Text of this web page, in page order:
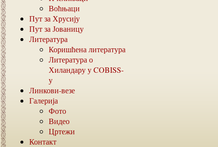
Воћњаци
Пут за Хрусију
Пут за Јованицу
Литература
Коришћена литература
Литература о
Хиландару уCOBISS-
у
Линкови-везе
Галерија
Фото
Видео
Цртежи
Контакт